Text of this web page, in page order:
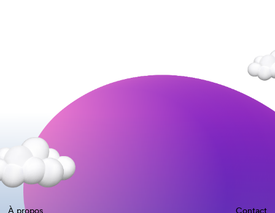
À propos
Contact